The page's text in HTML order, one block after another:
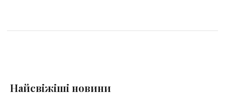
Найсвіжіші новини